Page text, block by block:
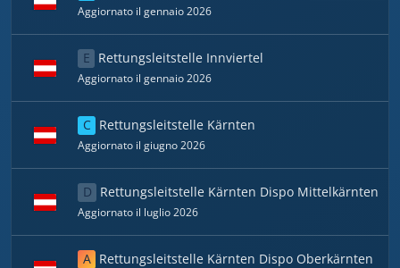
Aggiornato il gennaio 2026
E Rettungsleitstelle Innviertel
Aggiornato il gennaio 2026
C Rettungsleitstelle Kärnten
Aggiornato il giugno 2026
D Rettungsleitstelle Kärnten Dispo Mittelkärnten
Aggiornato il luglio 2026
A Rettungsleitstelle Kärnten Dispo Oberkärnten